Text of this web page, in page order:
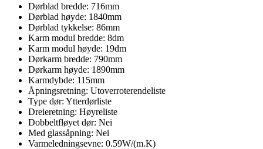
Dørblad bredde: 716mm
Dørblad høyde: 1840mm
Dørblad tykkelse: 86mm
Karm modul bredde: 8dm
Karm modul høyde: 19dm
Dørkarm bredde: 790mm
Dørkarm høyde: 1890mm
Karmdybde: 115mm
Åpningsretning: Utoverroterendeliste
Type dør: Ytterdørliste
Dreieretning: Høyreliste
Dobbeltfløyet dør: Nei
Med glassåpning: Nei
Varmeledningsevne: 0.59W/(m.K)